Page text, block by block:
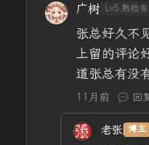
广树 Lv5.熟稔
张总好久不
上留的评论
道张总有没
11月前 回
老张 博主